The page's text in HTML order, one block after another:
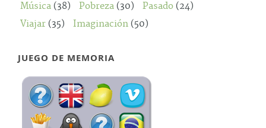
Música (38) Pobreza (30) Pasado (24)
Viajar (35) Imaginación (50)
JUEGO DE MEMORIA